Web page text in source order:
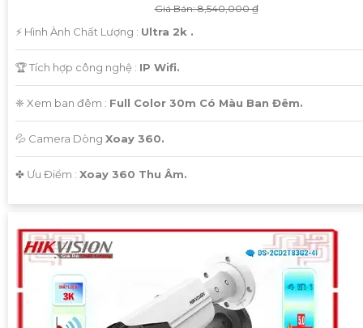
Giá Bán: 8,540,000 ₫
️⚡ Hình Ành Chất Lượng : Ultra 2k .
🏆 Tích hợp công nghệ : IP Wifi.
❈ Xem ban đêm : Full Color 30m Có Màu Ban Đêm.
💦 Camera Dòng Xoay 360.
️✤ Ưu Điểm : Xoay 360 Thu Âm.